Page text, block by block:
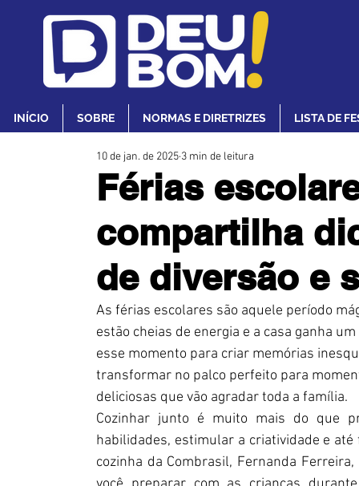
INÍCIO SOBRE NORMAS E DIRETRIZES LISTA DE
Férias
compartilha
de diversão e
10 de jan. de 2025 3 min de leitura
As férias escolares são aquele período
estão cheias de energia e a casa ganha
esse momento para criar memórias
transformar no palco perfeito para
deliciosas que vão agradar toda a família.
Cozinhar junto é muito mais do que
habilidades, estimular a criatividade e
cozinha da Combrasil, Fernanda